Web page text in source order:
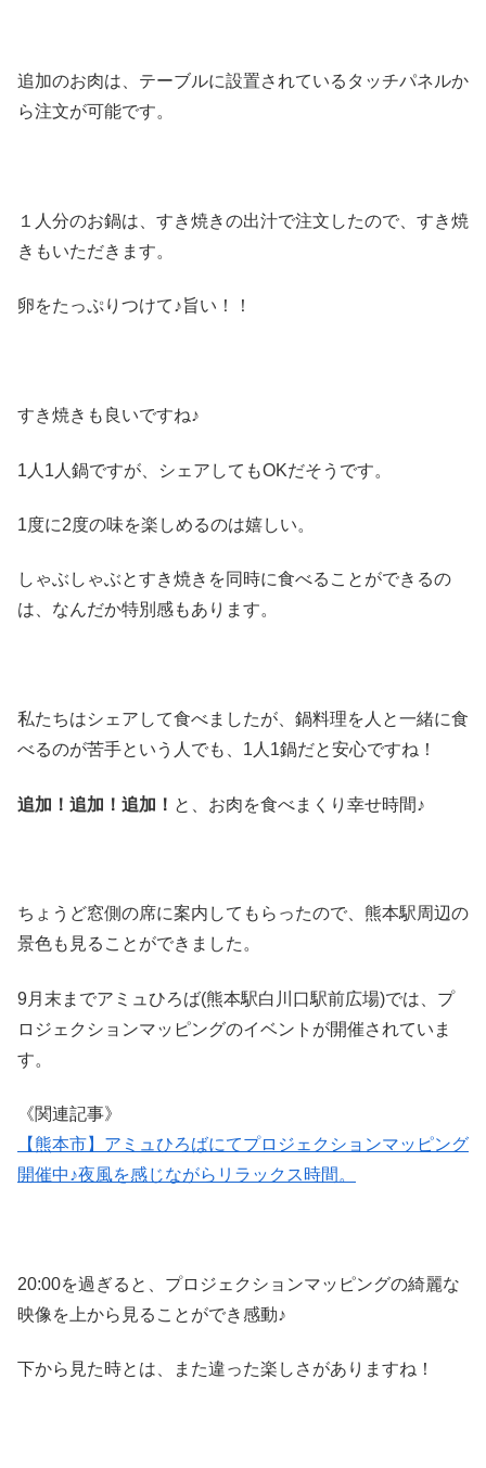
追加のお肉は、テーブルに設置されているタッチパネルか
ら注文が可能です。
１人分のお鍋は、すき焼きの出汁で注文したので、すき焼
きもいただきます。
卵をたっぷりつけて♪旨い！！
すき焼きも良いですね♪
1人1人鍋ですが、シェアしてもOKだそうです。
1度に2度の味を楽しめるのは嬉しい。
しゃぶしゃぶとすき焼きを同時に食べることができるの
は、なんだか特別感もあります。
私たちはシェアして食べましたが、鍋料理を人と一緒に食
べるのが苦手という人でも、1人1鍋だと安心ですね！
追加！追加！追加！ と、お肉を食べまくり幸せ時間♪
ちょうど窓側の席に案内してもらったので、熊本駅周辺の
景色も見ることができました。
9月末までアミュひろば(熊本駅白川口駅前広場)では、プ
ロジェクションマッピングのイベントが開催されていま
す。
《関連記事》
【熊本市】アミュひろばにてプロジェクションマッピング
開催中♪夜風を感じながらリラックス時間。
20:00を過ぎると、プロジェクションマッピングの綺麗な
映像を上から見ることができ感動♪
下から見た時とは、また違った楽しさがありますね！